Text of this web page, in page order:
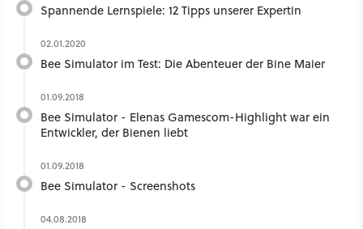
Spannende Lernspiele: 12 Tipps unserer Expertin
02.01.2020
Bee Simulator im Test: Die Abenteuer der Bine Maier
01.09.2018
Bee Simulator - Elenas Gamescom-Highlight war ein
Entwickler, der Bienen liebt
01.09.2018
Bee Simulator - Screenshots
04.08.2018